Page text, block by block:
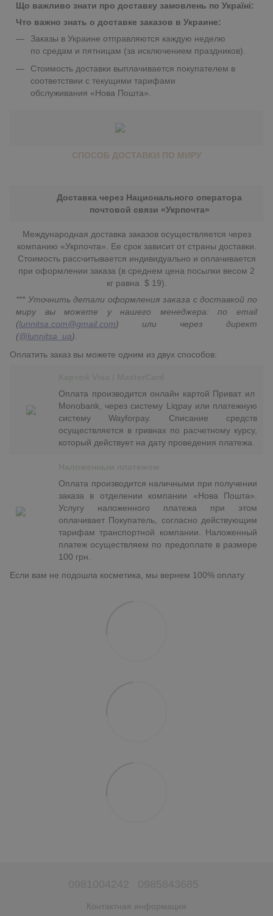
Що важливо знати про доставку замовлень по Україні:
Что важно знать о доставке заказов в Украине:
Заказы в Украине отправляются каждую неделю
по средам и пятницам (за исключением праздников).
Стоимость доставки выплачивается покупателем в
соответствии с текущими тарифами
обслуживания «Нова Пошта».
СПОСОБ ДОСТАВКИ ПО МИРУ
Доставка через Национального оператора
почтовой связи «Укрпочта»
Международная доставка заказов осуществляется через
компанию «Укрпочта». Ее срок зависит от страны доставки.
Стоимость рассчитывается индивидуально и оплачивается
при оформлении заказа (в среднем цена посылки весом 2
кг равна $ 19).
*** Уточнить детали оформления заказа с доставкой по
миру вы можете у нашего менеджера: по email
(lunnitsa.com@gmail.com) или через директ
(@lunnitsa_ua).
Оплатить заказ вы можете одним из двух способов:
Оплата производится онлайн картой Приват ил
Monobank, через систему Liqpay или платежную
систему Wayforpay. Списание средств
осуществляется в гривнах по расчетному курсу,
который действует на дату проведения платежа.
Оплата производится наличными при получении
заказа в отделении компании «Нова Пошта».
Услугу наложенного платежа при этом
оплачивает Покупатель, согласно действующим
тарифам транспортной компании. Наложенный
платеж осуществляем по предоплате в размере
100 грн.
Если вам не подошла косметика, мы вернем 100% оплату
Контактная информация